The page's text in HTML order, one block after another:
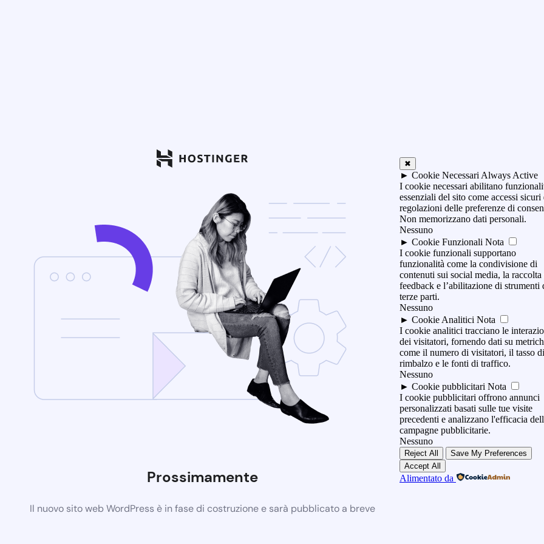
Prossimamente
Il nuovo sito web WordPress è in fase di costruzione e sarà pubblicato a breve
✖
► Cookie Necessari Always Active
I cookie necessari abilitano
essenziali del sito come accessi sicuri
regolazioni delle preferenze di
Non memorizzano dati personali.
Nessuno
► Cookie Funzionali Nota
I cookie funzionali supportano
funzionalità come la condivisione di
contenuti sui social media, la raccolta
feedback e l’abilitazione di strumenti
terze parti.
Nessuno
► Cookie Analitici Nota
I cookie analitici tracciano le
dei visitatori, fornendo dati su
come il numero di visitatori, il tasso di
rimbalzo e le fonti di traffico.
Nessuno
► Cookie pubblicitari Nota
I cookie pubblicitari offrono annunci
personalizzati basati sulle tue visite
precedenti e analizzano l'efficacia
campagne pubblicitarie.
Nessuno
Reject All
Save My Preferences
Accept All
Alimentato da